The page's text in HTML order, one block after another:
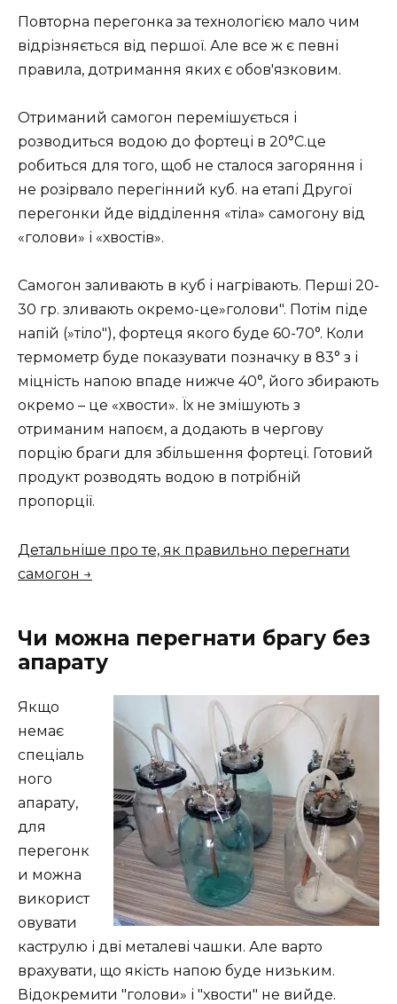
Повторна перегонка за технологією мало чим
відрізняється від першої. Але все ж є певні
правила, дотримання яких є обов'язковим.
Отриманий самогон перемішується і
розводиться водою до фортеці в 20°С.це
робиться для того, щоб не сталося загоряння і
не розірвало перегінний куб. на етапі Другої
перегонки йде відділення «тіла» самогону від
«голови» і «хвостів».
Самогон заливають в куб і нагрівають. Перші 20-
30 гр. зливають окремо-це»голови". Потім піде
напій (»тіло"), фортеця якого буде 60-70°. Коли
термометр буде показувати позначку в 83° з і
міцність напою впаде нижче 40°, його збирають
окремо – це «хвости». Їх не змішують з
отриманим напоєм, а додають в чергову
порцію браги для збільшення фортеці. Готовий
продукт розводять водою в потрібній
пропорції.
Детальніше про те, як правильно перегнати
самогон →
Чи можна перегнати брагу без
апарату
Якщо
немає
спеціаль
ного
апарату,
для
перегонк
и можна
використ
овувати
каструлю і дві металеві чашки. Але варто
врахувати, що якість напою буде низьким.
Відокремити "голови» і "хвости" не вийде.